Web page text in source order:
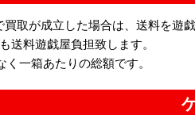
取が成立した場合は、送料を遊
送料遊戯屋負担致します。
一箱あたりの総額です。